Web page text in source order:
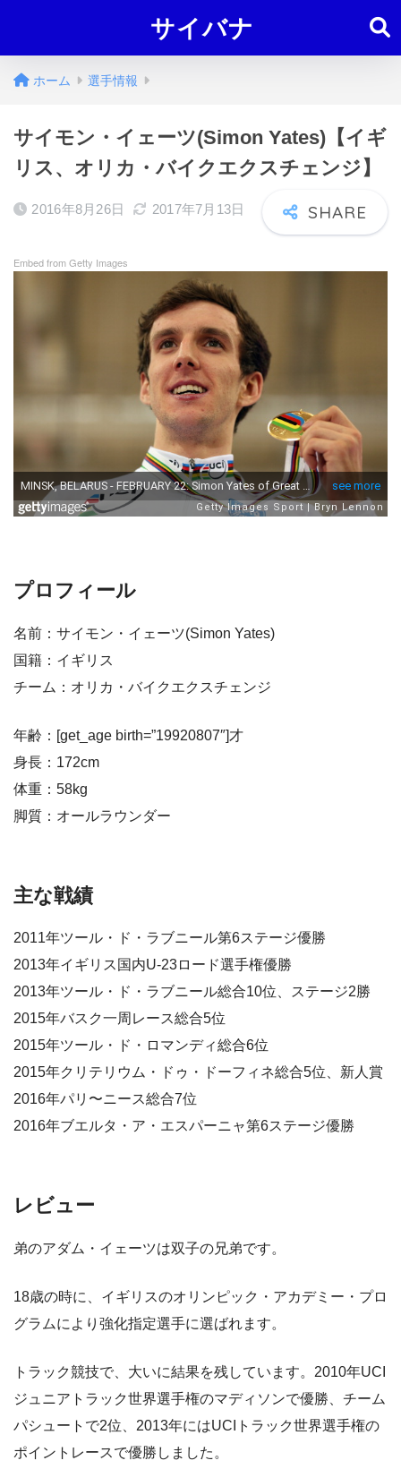
サイバナ
ホーム 選手情報
サイモン・イェーツ(Simon Yates)【イギ
リス、オリカ・バイクエクスチェンジ】
2016年8月26日 2017年7月13日
Embed from Getty Images
プロフィール
名前：サイモン・イェーツ(Simon Yates)
国籍：イギリス
チーム：オリカ・バイクエクスチェンジ
年齢：[get_age birth=”19920807″]才
身長：172cm
体重：58kg
脚質：オールラウンダー
主な戦績
2011年ツール・ド・ラブニール第6ステージ優勝
2013年イギリス国内U-23ロード選手権優勝
2013年ツール・ド・ラブニール総合10位、ステージ2勝
2015年バスク一周レース総合5位
2015年ツール・ド・ロマンディ総合6位
2015年クリテリウム・ドゥ・ドーフィネ総合5位、新人賞
2016年パリ〜ニース総合7位
2016年ブエルタ・ア・エスパーニャ第6ステージ優勝
レビュー
弟のアダム・イェーツは双子の兄弟です。
18歳の時に、イギリスのオリンピック・アカデミー・プロ
グラムにより強化指定選手に選ばれます。
トラック競技で、大いに結果を残しています。2010年UCI
ジュニアトラック世界選手権のマディソンで優勝、チーム
パシュートで2位、2013年にはUCIトラック世界選手権の
ポイントレースで優勝しました。